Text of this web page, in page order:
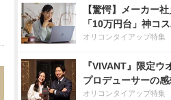
【驚愕】メーカー
「10万円台」神コ
オリコンタイアップ特集
『VIVANT』限定ウ
プロデューサーの
オリコンタイアップ特集